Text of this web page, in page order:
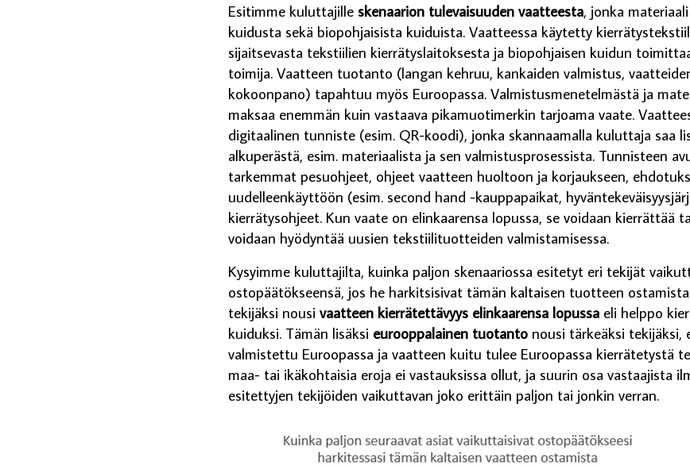
Esitimme kuluttajille skenaarion tulevaisuuden vaatteesta, jonka
kuidusta sekä biopohjaisista kuiduista. Vaatteessa käytetty
sijaitsevasta tekstiilien kierrätyslaitoksesta ja biopohjaisen kuidun
toimija. Vaatteen tuotanto (langan kehruu, kankaiden valmistus,
kokoonpano) tapahtuu myös Euroopassa. Valmistusmenetelmästä ja
maksaa enemmän kuin vastaava pikamuotimerkin tarjoama vaate.
digitaalinen tunniste (esim. QR-koodi), jonka skannaamalla kuluttaja saa
alkuperästä, esim. materiaalista ja sen valmistusprosessista. Tunnisteen
tarkemmat pesuohjeet, ohjeet vaatteen huoltoon ja korjaukseen,
uudelleenkäyttöön (esim. second hand -kauppapaikat,
kierrätysohjeet. Kun vaate on elinkaarensa lopussa, se voidaan kierrättää
voidaan hyödyntää uusien tekstiilituotteiden valmistamisessa.
Kysyimme kuluttajilta, kuinka paljon skenaariossa esitetyt eri tekijät
ostopäätökseensä, jos he harkitsisivat tämän kaltaisen tuotteen
tekijäksi nousi vaatteen kierrätettävyys elinkaarensa lopussa eli helppo
kuiduksi. Tämän lisäksi eurooppalainen tuotanto nousi tärkeäksi tekijäksi,
valmistettu Euroopassa ja vaatteen kuitu tulee Euroopassa kierrätetystä
maa- tai ikäkohtaisia eroja ei vastauksissa ollut, ja suurin osa vastaajista
esitettyjen tekijöiden vaikuttavan joko erittäin paljon tai jonkin verran.